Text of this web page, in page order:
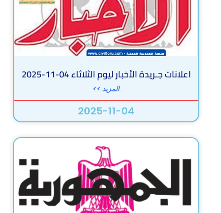
اعلانات جـريدة الأخبار ليوم الثلاثاء 04-11-2025
المزيد >>
2025-11-04